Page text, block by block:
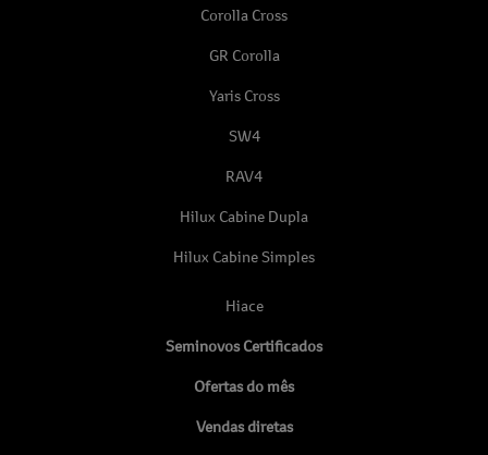
Corolla Cross
GR Corolla
Yaris Cross
SW4
RAV4
Hilux Cabine Dupla
Hilux Cabine Simples
Hiace
Seminovos Certificados
Ofertas do mês
Vendas diretas